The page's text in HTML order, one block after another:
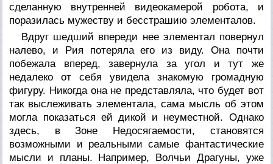
сделанную внутренней видеокамерой робота, и
поразилась мужеству и бесстрашию элементалов.
Вдруг шедший впереди нее элементал повернул
налево, и Рия потеряла его из виду. Она почти
побежала вперед, завернула за угол и тут же
недалеко от себя увидела знакомую громадную
фигуру. Никогда она не представляла, что будет вот
так выслеживать элементала, сама мысль об этом
могла показаться ей дикой и неуместной. Однако
здесь, в Зоне Недосягаемости, становятся
возможными и реальными самые фантастические
мысли и планы. Например, Волчьи Драгуны, уже